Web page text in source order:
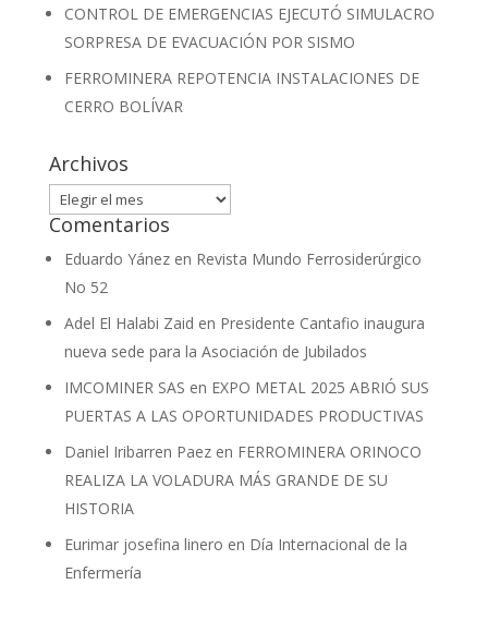
CONTROL DE EMERGENCIAS EJECUTÓ SIMULACRO
SORPRESA DE EVACUACIÓN POR SISMO
FERROMINERA REPOTENCIA INSTALACIONES DE
CERRO BOLÍVAR
Archivos
Archivos
Comentarios
Eduardo Yánezen Revista Mundo Ferrosiderúrgico
No 52
Adel El Halabi Zaid en Presidente Cantafio inaugura
nueva sede para la Asociación de Jubilados
IMCOMINER SAS en EXPO METAL 2025 ABRIÓ SUS
PUERTAS A LAS OPORTUNIDADES PRODUCTIVAS
Daniel Iribarren Paezen FERROMINERA ORINOCO
REALIZA LA VOLADURA MÁS GRANDE DE SU
HISTORIA
Eurimar josefina linero en Día Internacional de la
Enfermería